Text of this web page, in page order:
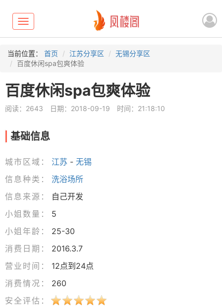
Toggle
navigation
当前位置： 首页 江苏分享区
无锡分享区
百度休闲spa包爽体验
百度休闲spa包爽体验
阅读：2643 日期：2018-09-19 时间：21:18:10
基础信息
城市区域： 江苏 - 无锡
信息种类：
洗浴场所
信息来源：
自己开发
小姐数量：
5
小姐年龄：
25-30
消费日期：
2016.3.7
营业时间：
12点到24点
消费情况：
260
安全评估：